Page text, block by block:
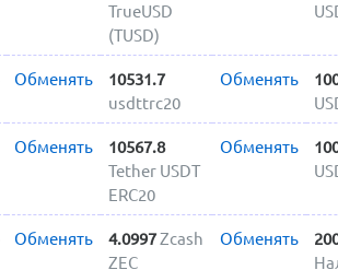
TrueUSD
(TUSD)
Обменять
10531.7
usdttrc20
Обменять
Обменять
10567.8
Tether USDT
ERC20
Обменять
Обменять 4.0997Zcash
ZEC
Обменять